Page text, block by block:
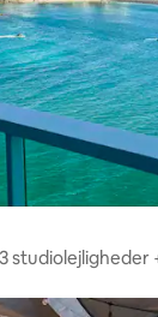
studiolejligheder